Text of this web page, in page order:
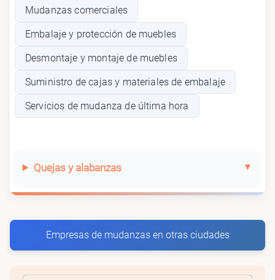
Mudanzas comerciales
Embalaje y protección de muebles
Desmontaje y montaje de muebles
Suministro de cajas y materiales de embalaje
Servicios de mudanza de última hora
Quejas y alabanzas
Empresas de mudanzas en otras ciudades